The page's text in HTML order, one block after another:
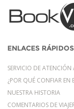
ENLACES RÁPIDOS
SERVICIO DE ATENCIÓN
¿POR QUÉ CONFIAR EN
NUESTRA HISTORIA
COMENTARIOS DE